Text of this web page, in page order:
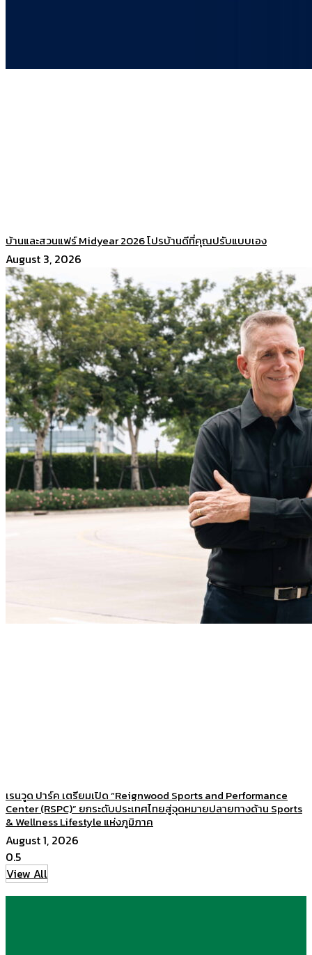
บ้านและสวนแฟร์ Midyear 2026 โปรบ้านดีที่คุณปรับแบบเอง
August 3, 2026
เรนวูด ปาร์ค เตรียมเปิด “Reignwood Sports and Performance
Center (RSPC)” ยกระดับประเทศไทยสู่จุดหมายปลายทางด้าน Sports
& Wellness Lifestyle แห่งภูมิภาค
August 1, 2026
View All